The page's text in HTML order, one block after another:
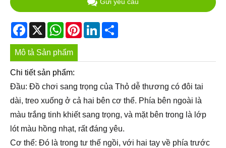
Facebook
X WhatsApp
PinterestLinkedIn
Mô tả Sản phẩm
Chi tiết sản phẩm:
Đầu: Đồ chơi sang trọng của Thỏ dễ thương có đôi tai
dài, treo xuống ở cả hai bên cơ thể. Phía bên ngoài là
màu trắng tinh khiết sang trọng, và mặt bên trong là lớp
lót màu hồng nhạt, rất đáng yêu.
Cơ thể: Đó là trong tư thế ngồi, với hai tay về phía trước